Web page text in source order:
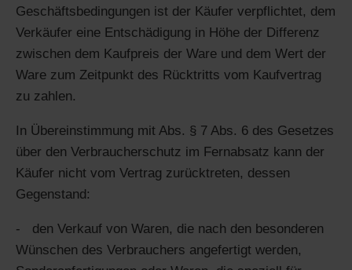
Geschäftsbedingungen ist der Käufer verpflichtet, dem
Verkäufer eine Entschädigung in Höhe der Differenz
zwischen dem Kaufpreis der Ware und dem Wert der
Ware zum Zeitpunkt des Rücktritts vom Kaufvertrag
zu zahlen.
In Übereinstimmung mit Abs. § 7 Abs. 6 des Gesetzes
über den Verbraucherschutz im Fernabsatz kann der
Käufer nicht vom Vertrag zurücktreten, dessen
Gegenstand:
den Verkauf von Waren, die nach den besonderen
Wünschen des Verbrauchers angefertigt werden,